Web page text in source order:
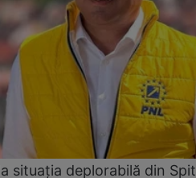
situația deplorabilă din